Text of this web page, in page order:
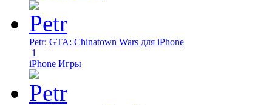
Petr: GTA: Chinatown Wars для iPhone
1
iPhone Игры